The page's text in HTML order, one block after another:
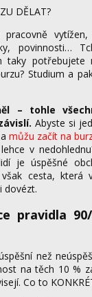
DĚLAT?
vytížen,
povinnosti…
taky potřebujete
Studium a
– tohle
Abyste si
můžu začít na
v
je úspěšné
cesta, která
dovézt.
pravidla
než
na těch 10 %
Co to